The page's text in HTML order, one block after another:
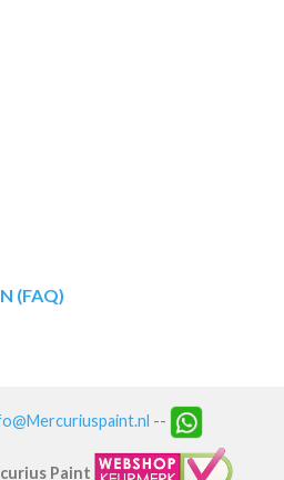
(FAQ)
--
Paint